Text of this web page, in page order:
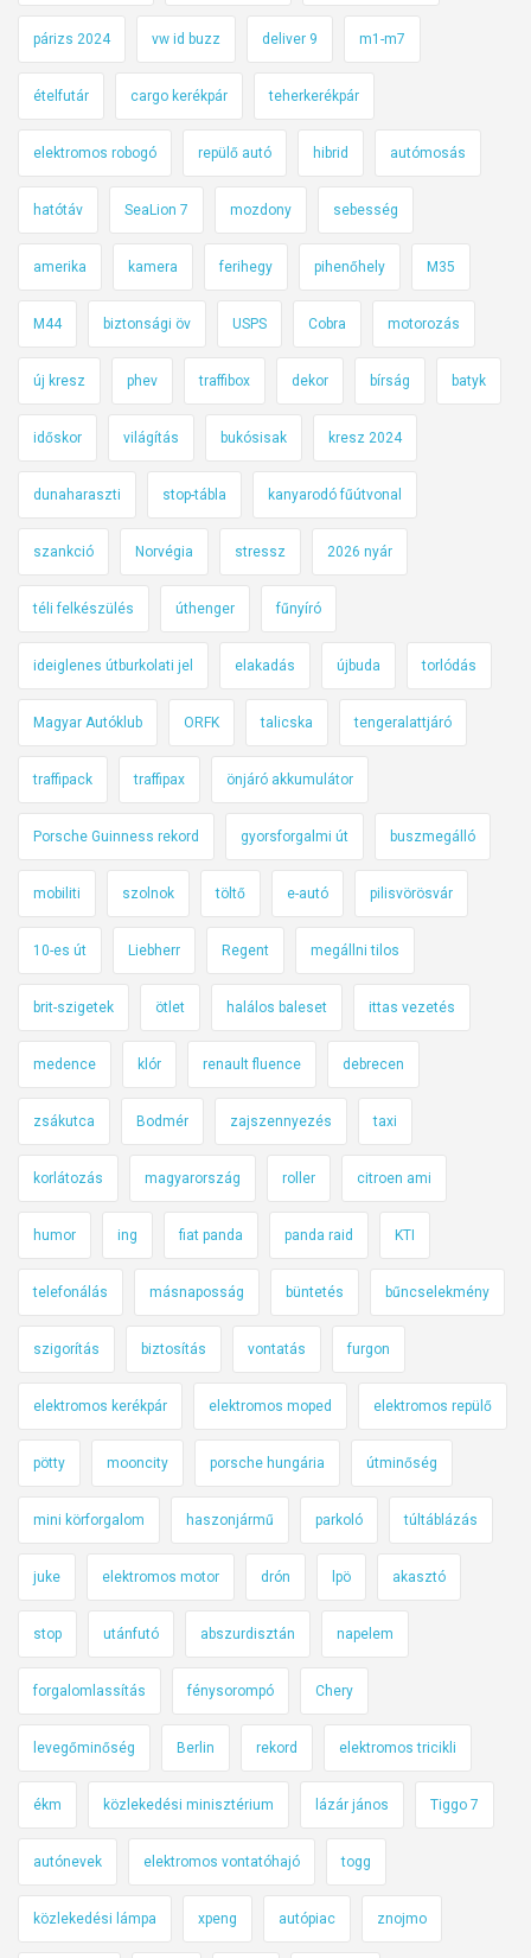
párizs 2024 vw id buzz deliver 9 m1-m7
ételfutár cargo kerékpár teherkerékpár
elektromos robogó repülő autó hibrid autómosás
hatótáv SeaLion 7 mozdony sebesség
amerika kamera ferihegy pihenőhely M35
M44 biztonsági öv USPS Cobra motorozás
új kresz phev traffibox dekor bírság batyk
időskor világítás bukósisak kresz 2024
dunaharaszti stop-tábla kanyarodó fűútvonal
szankció Norvégia stressz 2026 nyár
téli felkészülés úthenger fűnyíró
ideiglenes útburkolati jel elakadás újbuda torlódás
Magyar Autóklub ORFK talicska tengeralattjáró
traffipack traffipax önjáró akkumulátor
Porsche Guinness rekord gyorsforgalmi út buszmegálló
mobiliti szolnok töltő e-autó pilisvörösvár
10-es út Liebherr Regent megállni tilos
brit-szigetek ötlet halálos baleset ittas vezetés
medence klór renault fluence debrecen
zsákutca Bodmér zajszennyezés taxi
korlátozás magyarország roller citroen ami
humor ing fiat panda panda raid KTI
telefonálás másnaposság büntetés bűncselekmény
szigorítás biztosítás vontatás furgon
elektromos kerékpár elektromos moped elektromos repülő
pötty mooncity porsche hungária útminőség
mini körforgalom haszonjármű parkoló túltáblázás
juke elektromos motor drón lpö akasztó
stop utánfutó abszurdisztán napelem
forgalomlassítás fénysorompó Chery
levegőminőség Berlin rekord elektromos tricikli
ékm közlekedési minisztérium lázár jános Tiggo 7
autónevek elektromos vontatóhajó togg
közlekedési lámpa xpeng autópiac znojmo